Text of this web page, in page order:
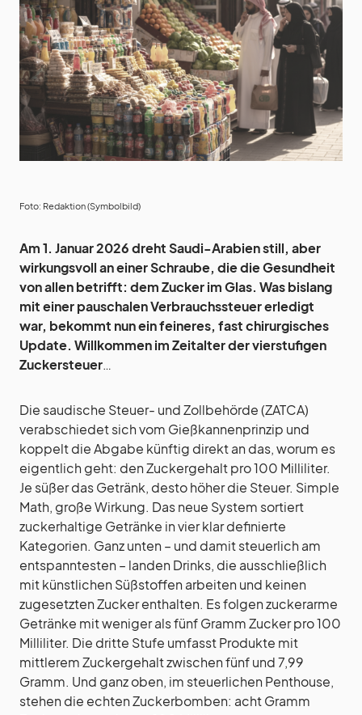
Foto: Redaktion (Symbolbild)
Am 1. Januar 2026 dreht Saudi-Arabien still, aber
wirkungsvoll an einer Schraube, die die Gesundheit
von allen betrifft: dem Zucker im Glas. Was bislang
mit einer pauschalen Verbrauchssteuer erledigt
war, bekommt nun ein feineres, fast chirurgisches
Update. Willkommen im Zeitalter der vierstufigen
Zuckersteuer…
Die saudische Steuer- und Zollbehörde (ZATCA)
verabschiedet sich vom Gießkannenprinzip und
koppelt die Abgabe künftig direkt an das, worum es
eigentlich geht: den Zuckergehalt pro 100 Milliliter.
Je süßer das Getränk, desto höher die Steuer. Simple
Math, große Wirkung. Das neue System sortiert
zuckerhaltige Getränke in vier klar definierte
Kategorien. Ganz unten – und damit steuerlich am
entspanntesten – landen Drinks, die ausschließlich
mit künstlichen Süßstoffen arbeiten und keinen
zugesetzten Zucker enthalten. Es folgen zuckerarme
Getränke mit weniger als fünf Gramm Zucker pro 100
Milliliter. Die dritte Stufe umfasst Produkte mit
mittlerem Zuckergehalt zwischen fünf und 7,99
Gramm. Und ganz oben, im steuerlichen Penthouse,
stehen die echten Zuckerbomben: acht Gramm